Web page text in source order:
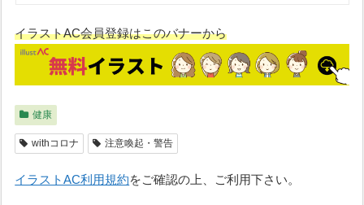
イラストAC会員登録はこのバナーから
健康
withコロナ 注意喚起・警告
イラストAC利用規約をご確認の上、ご利用下さい。